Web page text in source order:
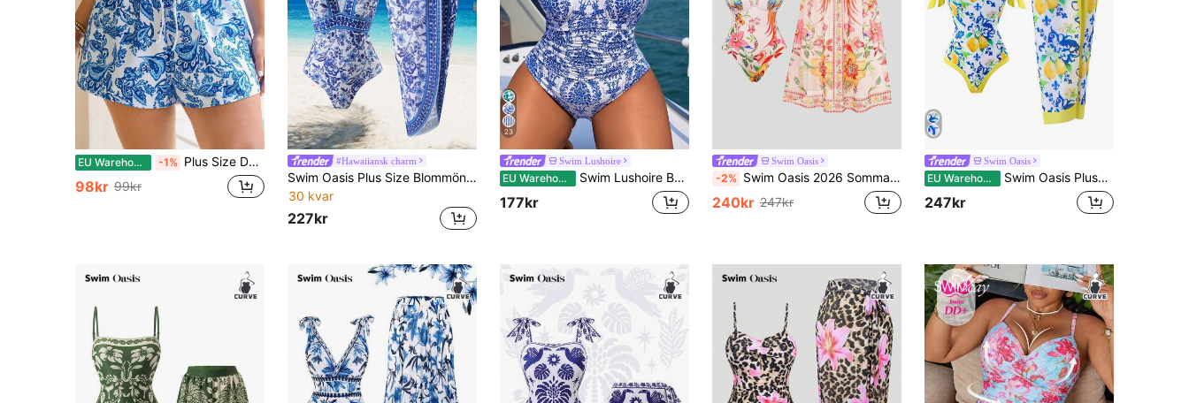
EU Warehouse -1% Plus Size Dam Fritid Blå & Vit Porslin Blommor Print Beach Byxor
98kr 99kr
#Hawaiiansk charm
Swim Oasis Plus Size Blommönster V-ringad Slim Fit Summer Beach Baddräkt och kjol Cover-Up
30 kvar
227kr
23
Swim Lushoire
EU Warehouse Swim Lushoire Baddräkt i plusstorlek, slumpmässigt tryckt, minimalistiskt, dagligt slitage, Boho-stil sommarstrandoutfit för kvinnor
177kr
Swim Oasis
-2% Swim Oasis 2026 Sommar Nytt Sexigt Blommigt Mönster 2-Delat Baddräktsset För Damer, Inkluderar Linne Och Sarongkjol För Strandsemester
240kr 247kr
Swim Oasis
EU Warehouse Swim Oasis Plusstorlek 2026 Vår/Sommar Nytt Citronmönster Hel Baddräkt Och Kjol Set
247kr